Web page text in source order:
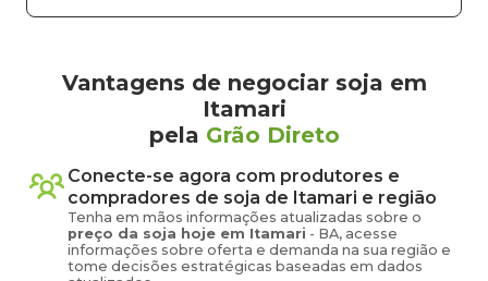
Vantagens de negociar soja em
Itamari
pela Grão Direto
Conecte-se agora com produtores e
compradores de soja de Itamari e região
Tenha em mãos informações atualizadas sobre o
preço da soja hoje em Itamari - BA, acesse
informações sobre oferta e demanda na sua região e
tome decisões estratégicas baseadas em dados